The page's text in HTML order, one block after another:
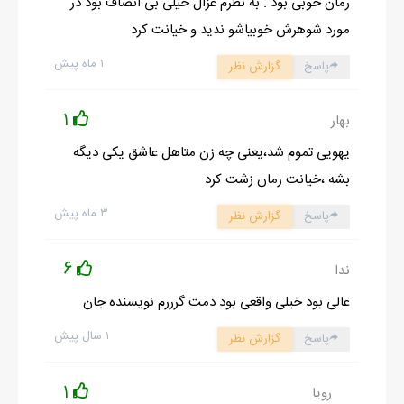
بود. از جا بلند شدم و تن کرخت شده ام و تکونی دادم. به سمت
گوشی ام که روی میز قرار داشت و چراغش روشن و خاموش می شد
رفتم. ده تماس رد شده و یک پیام داشتم. تماس های رد شده که فقط
ام اس از طرف وحید ارسال شده بود. بازش کردم و با چشمانی که
خیلی سریع به اشک نشست به متن کوتاهش خیره شدم.
« دارم با بچه ها میرم شمال. نگران نشو»
انگشتانم به دور گوشی فشرده شد. لب هایم به لرزش افتاد و لرز تمام
تنم را فرا گرفت. عصبانی بودم اما تمام خشم به قطره اشکی تبدیل شد
و از چشمم چکید. چشمانم را بستم تا بغضی که به گلویم چنگ می زد
گوشی را روی میز رها کرده و چرخیدم چراغ ها را روشن کردم و به
سمت آشپزخانه رفتم. سوسیس هایی که ساعتی پیش از یخچال بیرون
اضافه کردم. کمی اب جوش ریختم و منتظر ماندم آبش تبخیر شود و
مورد شوهرش خوبیاشو ندید و خیانت کرد
۱ ماه پیش پاسخ گزارش نظر
بهار 1
یهویی تموم شد،یعنی چه زن متاهل عاشق یکی دیگه
بشه ،خیانت رمان زشت کرد
۳ ماه پیش پاسخ گزارش نظر
ندا 6
عالی بود خیلی واقعی بود دمت گرررم نویسنده جان
۱ سال پیش پاسخ گزارش نظر
رویا 1